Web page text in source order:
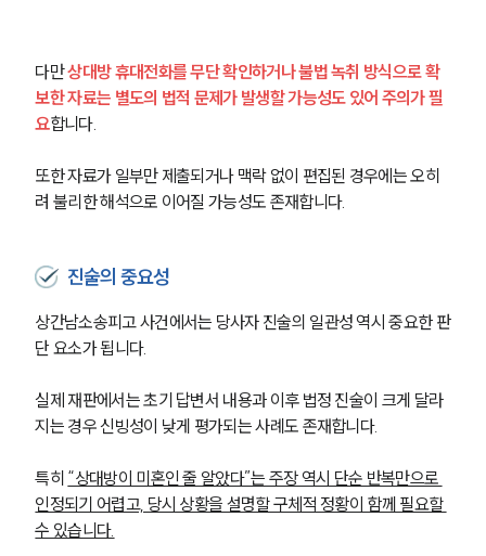
이혼전문변호사
언론보도
공지사항
뉴스레터/브로슈어
대륜법률상담예약
다만 상대방 휴대전화를 무단 확인하거나 불법 녹취 방식으로 확
보한 자료는 별도의 법적 문제가 발생할 가능성도 있어 주의가 필
요합니다.
또한 자료가 일부만 제출되거나 맥락 없이 편집된 경우에는 오히
려 불리한 해석으로 이어질 가능성도 존재합니다.
진술의 중요성
상간남소송피고 사건에서는 당사자 진술의 일관성 역시 중요한 판
단 요소가 됩니다.
실제 재판에서는 초기 답변서 내용과 이후 법정 진술이 크게 달라
지는 경우 신빙성이 낮게 평가되는 사례도 존재합니다.
특히 “상대방이 미혼인 줄 알았다”는 주장 역시 단순 반복만으로
인정되기 어렵고, 당시 상황을 설명할 구체적 정황이 함께 필요할
수 있습니다.